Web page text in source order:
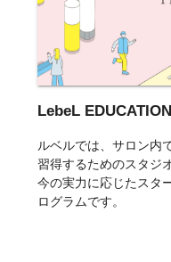
LebeL
ルベルでは、サロン内
習得するためのスタジ
今の実力に応じたスタ
ログラムです。